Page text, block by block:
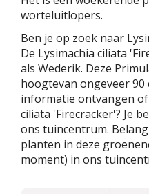
worteluitlopers.
Ben je op zoek naar
De Lysimachia ciliata
als Wederik. Deze
hoogtevan ongeveer 90
informatie ontvangen
ciliata 'Firecracker'? Je
ons tuincentrum.
planten in deze
moment) in ons